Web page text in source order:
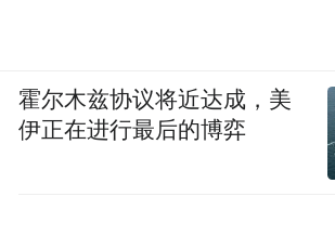
霍尔木兹协议将近达成，美
伊正在进行最后的博弈